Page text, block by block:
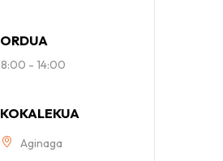
ORDUA
8:00 - 14:00
KOKALEKUA
Aginaga